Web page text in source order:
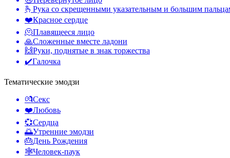
🫰 Рука со скрещенными указательным и большим
❤️Красное сердце
🫠Плавящееся лицо
🙏Сложенные вместе ладони
🙌Руки, поднятые в знак торжества
✔️Галочка
Тематические эмодзи
💏Секс
❤️Любовь
💞Сердца
🌅Утренние эмодзи
🎂День Рождения
🕸️Человек-паук